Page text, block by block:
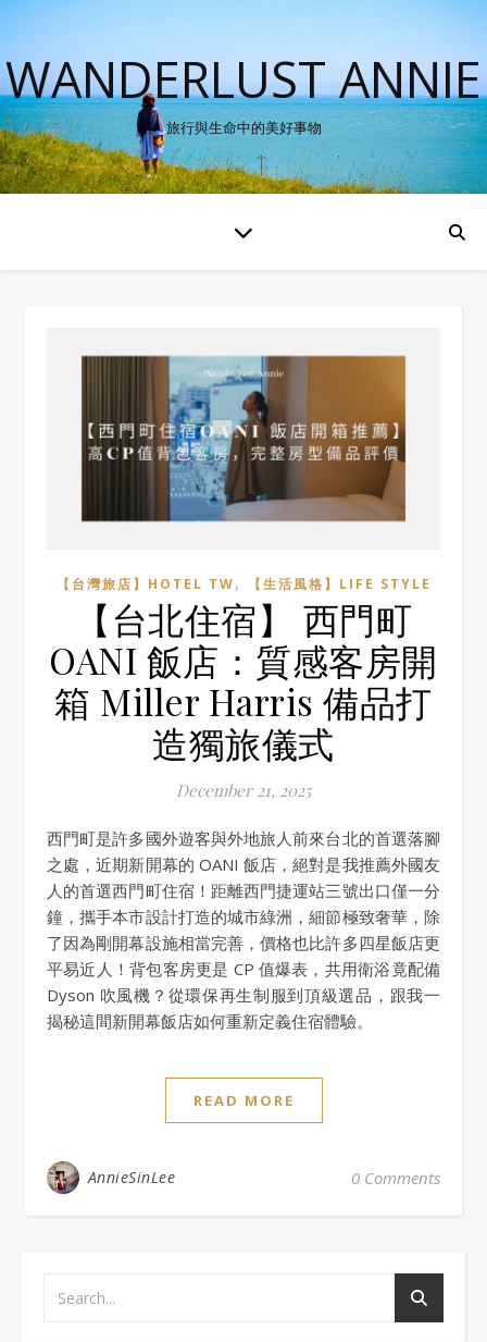
WANDERLUST ANNIE
旅行與生命中的美好事物
【台灣旅店】HOTEL TW, 【生活風格】LIFE STYLE
【台北住宿】 西門町
OANI 飯店：質感客房開
箱 Miller Harris 備品打
造獨旅儀式
December 21, 2025
西門町是許多國外遊客與外地旅人前來台北的首選落腳
之處，近期新開幕的 OANI 飯店，絕對是我推薦外國友
人的首選西門町住宿！距離西門捷運站三號出口僅一分
鐘，攜手本市設計打造的城市綠洲，細節極致奢華，除
了因為剛開幕設施相當完善，價格也比許多四星飯店更
平易近人！背包客房更是 CP 值爆表，共用衛浴竟配備
Dyson 吹風機？從環保再生制服到頂級選品，跟我一
揭秘這間新開幕飯店如何重新定義住宿體驗。
READ MORE
AnnieSinLee 0 Comments